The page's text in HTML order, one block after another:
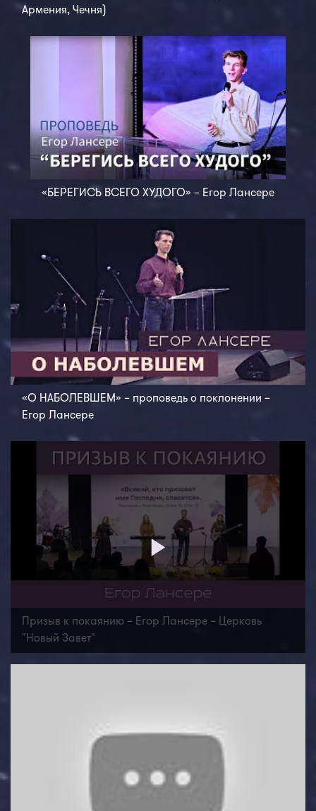
Армения, Чечня)
«БЕРЕГИСЬ ВСЕГО ХУДОГО» – Егор Лансере
«О НАБОЛЕВШЕМ» – проповедь о поклонении –
Егор Лансере
Призыв к покаянию – Егор Лансере – Церковь
"Новый Завет"